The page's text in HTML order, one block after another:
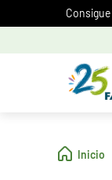
Consigue
Inicio